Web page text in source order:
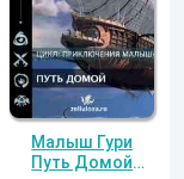
Малыш Гури
Путь Домой